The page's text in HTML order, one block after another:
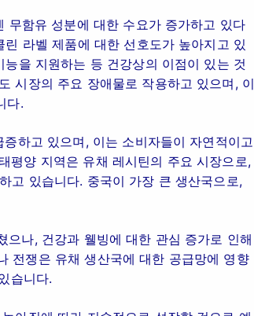
함유 성분에 대한 수요가 증가하고 있다
라벨 제품에 대한 선호도가 높아지고 있
을 지원하는 등 건강상의 이점이 있는 것
시장의 주요 장애물로 작용하고 있으며, 이
다.
하고 있으며, 이는 소비자들이 자연적이고
평양 지역은 유채 레시틴의 주요 시장으로,
고 있습니다. 중국이 가장 큰 생산국으로,
으나, 건강과 웰빙에 대한 관심 증가로 인해
전쟁은 유채 생산국에 대한 공급망에 영향
습니다.